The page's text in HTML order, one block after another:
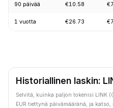
90 päivää €10.58
1 vuotta €26.73
Historiallinen laskin:
Selvitä, kuinka paljon tokenisi LINK
EUR tiettynä päivämääränä, ja